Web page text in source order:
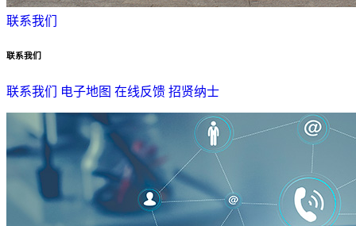
联系我们
联系我们
联系我们 电子地图 在线反馈 招贤纳士